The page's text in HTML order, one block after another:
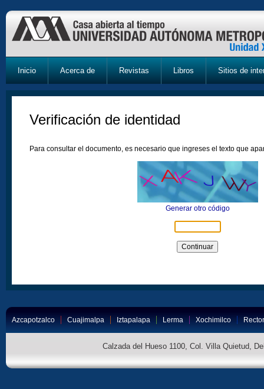
Inicio Acerca de Revistas Libros Sitios de
Verificación de identidad
Para consultar el documento, es necesario que ingreses el texto que
Generar otro código
Azcapotzalco Cuajimalpa Iztapalapa Lerma Xochimilco
Calzada del Hueso 1100, Col. Villa Quietud,